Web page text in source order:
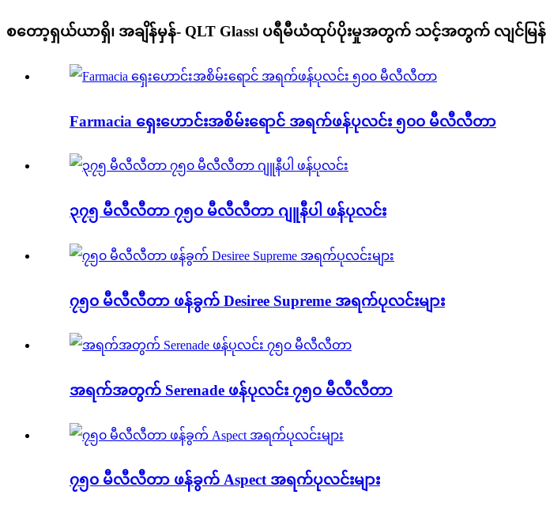
စတော့ရှယ်ယာရှိ၊ အချိန်မှန်- QLT Glass၊ ပရီမီယံထုပ်ပိုးမှုအတွက် သင့်အတွက် လျင်မြန်
Farmacia ရှေးဟောင်းအစိမ်းရောင် အရက်ဖန်ပုလင်း ၅၀၀ မီလီလီတာ
၃၇၅ မီလီလီတာ ၇၅၀ မီလီလီတာ ဂျူနီပါ ဖန်ပုလင်း
၇၅၀ မီလီလီတာ ဖန်ခွက် Desiree Supreme အရက်ပုလင်းများ
အရက်အတွက် Serenade ဖန်ပုလင်း ၇၅၀ မီလီလီတာ
၇၅၀ မီလီလီတာ ဖန်ခွက် Aspect အရက်ပုလင်းများ